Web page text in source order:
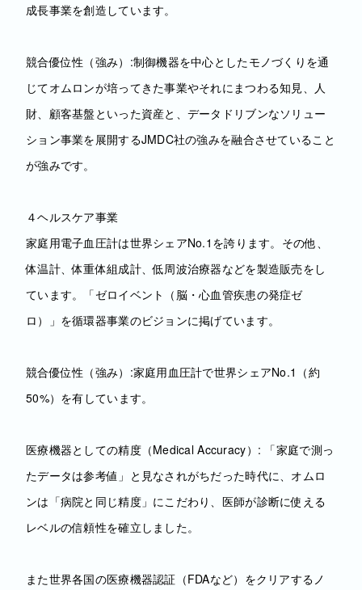
成長事業を創造しています。
競合優位性（強み）:制御機器を中心としたモノづくりを通
じてオムロンが培ってきた事業やそれにまつわる知見、人
財、顧客基盤といった資産と、データドリブンなソリュー
ション事業を展開するJMDC社の強みを融合させていること
が強みです。
４ヘルスケア事業
家庭用電子血圧計は世界シェアNo.1を誇ります。その他、
体温計、体重体組成計、低周波治療器などを製造販売をし
ています。「ゼロイベント（脳・心血管疾患の発症ゼ
ロ）」を循環器事業のビジョンに掲げています。
競合優位性（強み）:家庭用血圧計で世界シェアNo.1（約
50%）を有しています。
医療機器としての精度（Medical Accuracy）: 「家庭で測っ
たデータは参考値」と見なされがちだった時代に、オムロ
ンは「病院と同じ精度」にこだわり、医師が診断に使える
レベルの信頼性を確立しました。
また世界各国の医療機器認証（FDAなど）をクリアするノ